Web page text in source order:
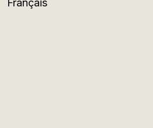
Français